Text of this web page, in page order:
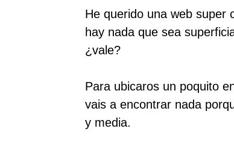
He querido una web super
hay nada que sea
¿vale?
Para ubicaros un poquito
vais a encontrar nada
y media.